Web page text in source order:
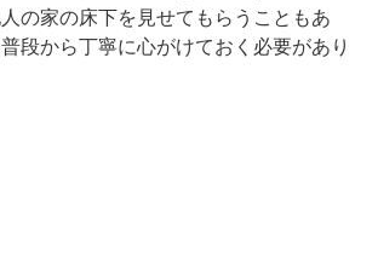
の家の床下を見せてもらうこともあ
段から丁寧に心がけておく必要があり